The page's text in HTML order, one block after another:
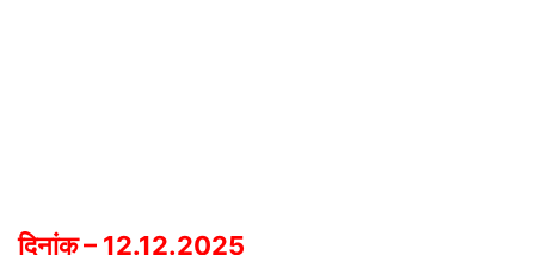
दिनांक – 12.12.2025